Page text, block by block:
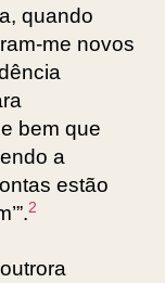
quando
me novos
bem que
a
estão
2